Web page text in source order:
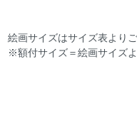
絵画サイズはサイズ表より
※額付サイズ＝絵画サイズ